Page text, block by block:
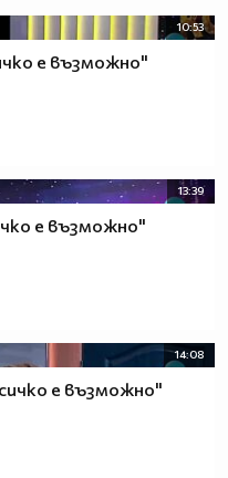
10:53
е възможно"
13:39
е възможно"
14:08
е възможно"